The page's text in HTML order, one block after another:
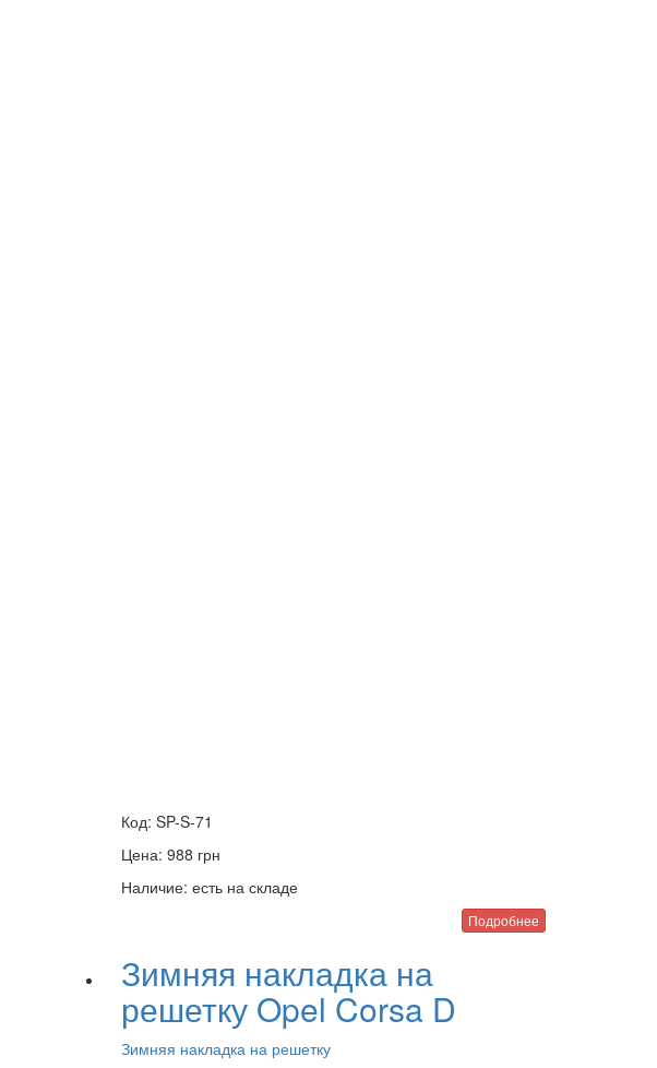
Код: SP-S-71
Цена: 988 грн
Наличие: есть на складе
Подробнее
Зимняя накладка на
решетку Opel Corsa D
Зимняя накладка на решетку